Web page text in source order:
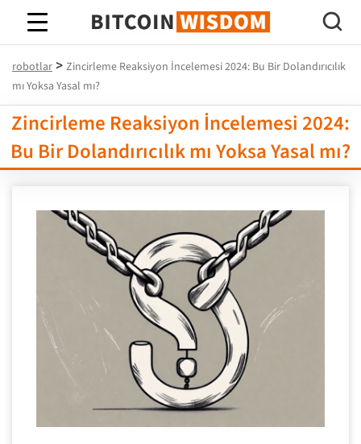
Bitcoin Bilgeliği
robotlar > Zincirleme Reaksiyon İncelemesi 2024: Bu Bir Dolandırıcılık
mı Yoksa Yasal mı?
Zincirleme Reaksiyon İncelemesi 2024:
Bu Bir Dolandırıcılık mı Yoksa Yasal mı?